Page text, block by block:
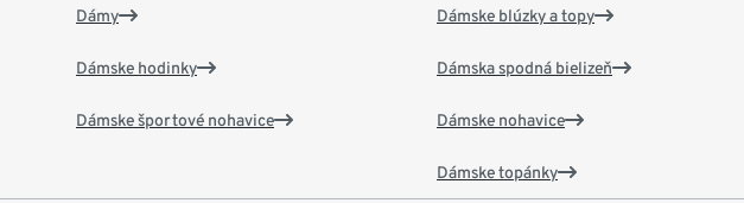
Dámy
Dámske hodinky
Dámske športové nohavice
Dámske blúzky a topy
Dámska spodná bielizeň
Dámske nohavice
Dámske topánky